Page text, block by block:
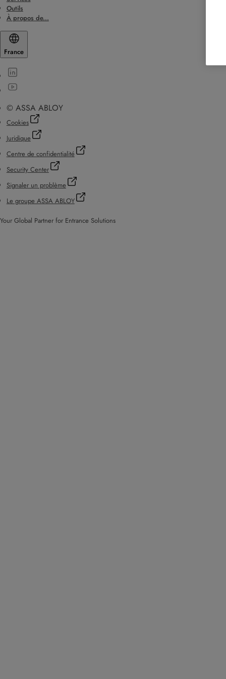
Outils
À propos de...
France
© ASSA ABLOY
Cookies
Juridique
Centre de confidentialité
Security Center
Signaler un problème
Le groupe ASSA ABLOY
Your Global Partner for Entrance Solutions